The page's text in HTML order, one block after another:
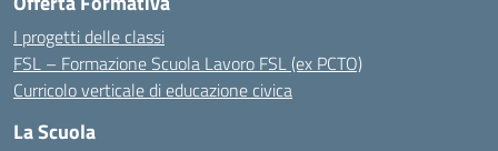
I progetti delle classi
FSL – Formazione Scuola Lavoro FSL (ex PCTO)
Curricolo verticale di educazione civica
La Scuola